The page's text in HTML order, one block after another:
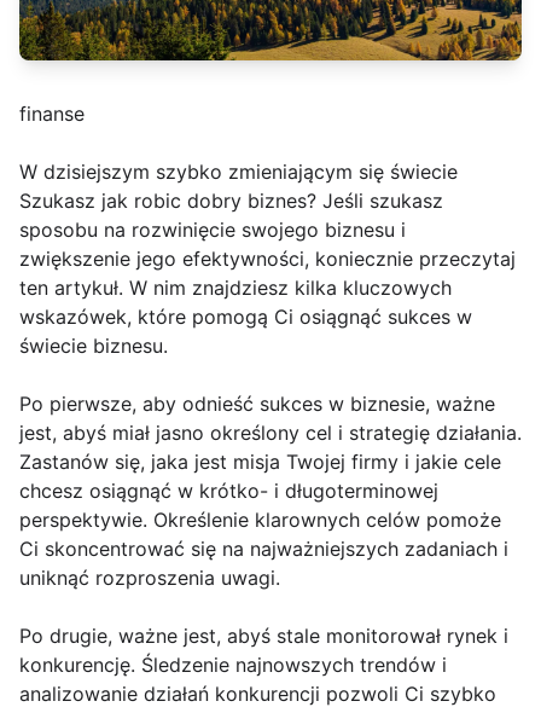
finanse
W dzisiejszym szybko zmieniającym się świecie
Szukasz jak robic dobry biznes? Jeśli szukasz
sposobu na rozwinięcie swojego biznesu i
zwiększenie jego efektywności, koniecznie przeczytaj
ten artykuł. W nim znajdziesz kilka kluczowych
wskazówek, które pomogą Ci osiągnąć sukces w
świecie biznesu.
Po pierwsze, aby odnieść sukces w biznesie, ważne
jest, abyś miał jasno określony cel i strategię działania.
Zastanów się, jaka jest misja Twojej firmy i jakie cele
chcesz osiągnąć w krótko- i długoterminowej
perspektywie. Określenie klarownych celów pomoże
Ci skoncentrować się na najważniejszych zadaniach i
uniknąć rozproszenia uwagi.
Po drugie, ważne jest, abyś stale monitorował rynek i
konkurencję. Śledzenie najnowszych trendów i
analizowanie działań konkurencji pozwoli Ci szybko